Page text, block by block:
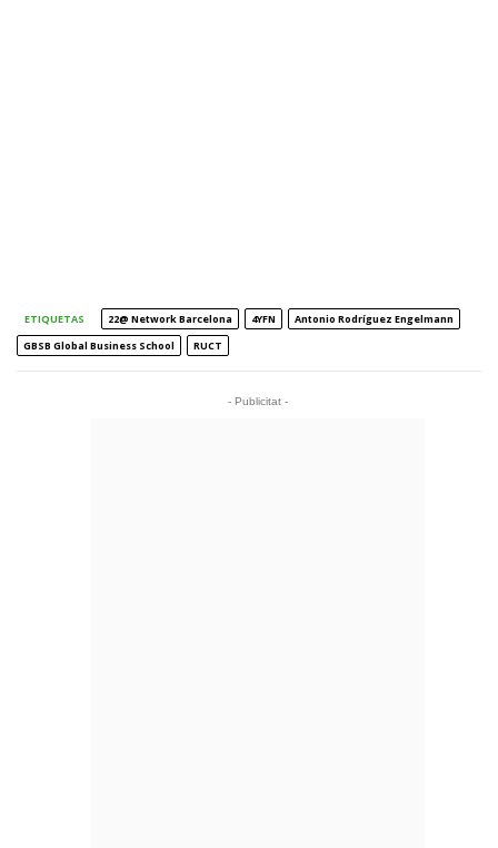
ETIQUETAS 22@ Network Barcelona 4YFN
Antonio Rodríguez Engelmann
GBSB Global Business School
RUCT
- Publicitat -